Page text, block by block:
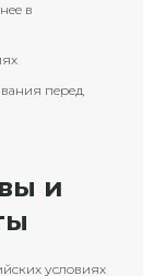
в
перед
и
условиях